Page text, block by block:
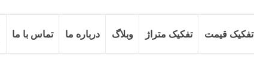
تفکیک قیمت تفکیک متراژ وبلاگ درباره ما تماس با ما